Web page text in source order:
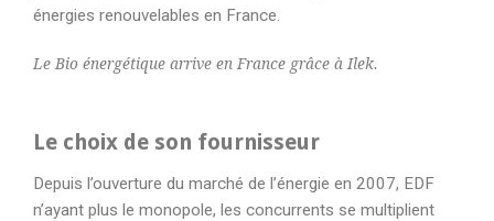
énergies renouvelables en France.
Le Bio énergétique arrive en France grâce à Ilek.
Le choix de son fournisseur
Depuis l’ouverture du marché de l’énergie en 2007, EDF
n’ayant plus le monopole, les concurrents se multiplient